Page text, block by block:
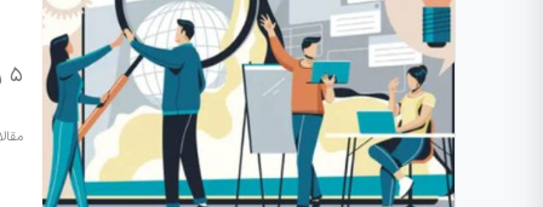
۵ راه برای خلاقیت و نوآوری در کسب…